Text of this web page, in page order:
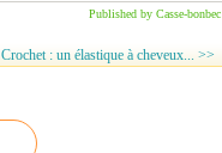
Published by Casse-bonbec
Crochet : un élastique à cheveux... >>